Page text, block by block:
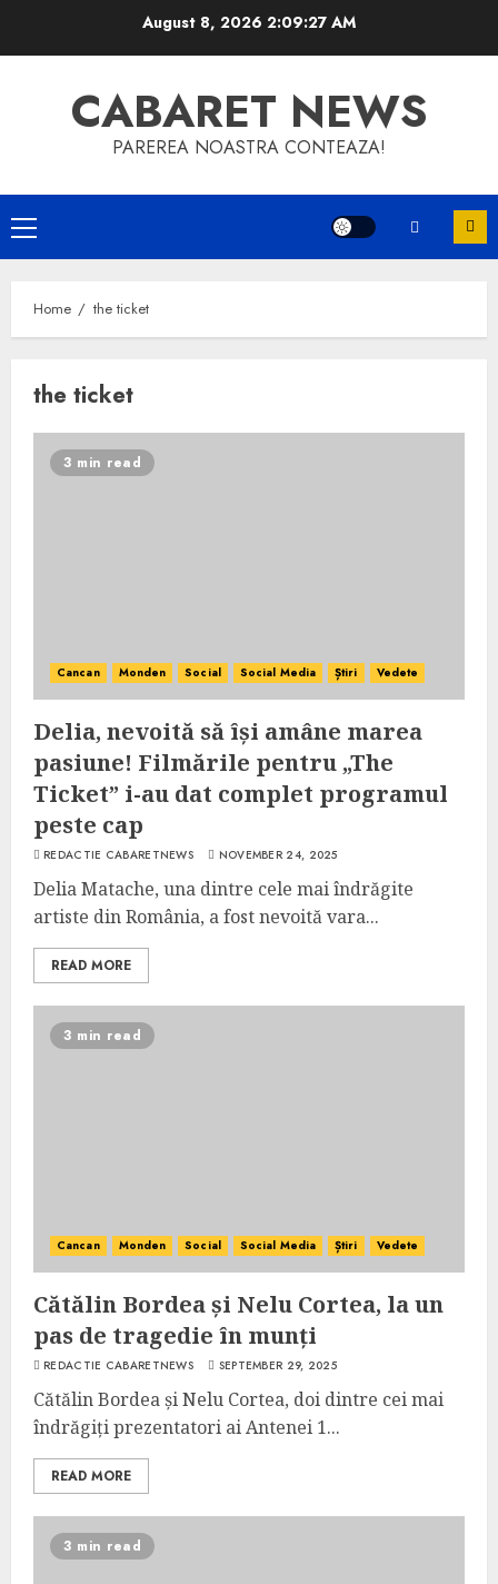
August 8, 2026 2:09:28 AM
CABARET NEWS
PAREREA NOASTRA CONTEAZA!
Primary
Menu
Home the ticket
the ticket
3 min read
Cancan Monden Social Social Media Știri Vedete
Delia, nevoită să își amâne marea
pasiune! Filmările pentru „The
Ticket” i-au dat complet programul
peste cap
REDACTIE CABARETNEWS NOVEMBER 24, 2025
Delia Matache, una dintre cele mai îndrăgite
artiste din România, a fost nevoită vara...
READ MORE
3 min read
Cancan Monden Social Social Media Știri Vedete
Cătălin Bordea și Nelu Cortea, la un
pas de tragedie în munți
REDACTIE CABARETNEWS SEPTEMBER 29, 2025
Cătălin Bordea și Nelu Cortea, doi dintre cei mai
îndrăgiți prezentatori ai Antenei 1...
READ MORE
3 min read